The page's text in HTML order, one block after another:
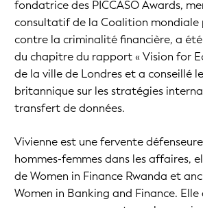
fondatrice des PICCASO Awards,
consultatif de la Coalition
contre la criminalité financière, a
du chapitre du rapport « Vision for
de la ville de Londres et a conseillé
britannique sur les stratégies
transfert de données.
Vivienne est une fervente
hommes-femmes dans les affaires,
de Women in Finance Rwanda et
Women in Banking and Finance. Elle